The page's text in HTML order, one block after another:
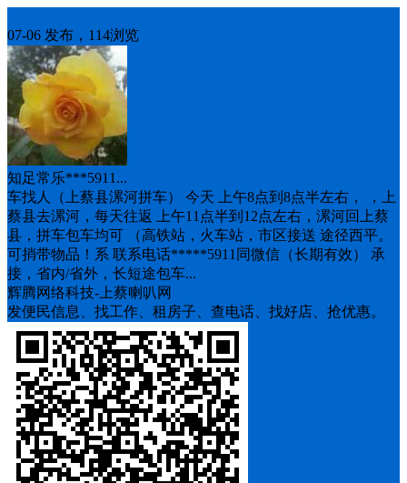
07-06 发布，114浏览
知足常乐***5911...
车找人（上蔡县漯河拼车） 今天 上午8点到8点半左右， ，上
蔡县去漯河，每天往返 上午11点半到12点左右，漯河回上蔡
县，拼车包车均可 （高铁站，火车站，市区接送 途径西平。
可捎带物品！系 联系电话*****5911同微信（长期有效） 承
接，省内/省外，长短途包车...
辉腾网络科技-上蔡喇叭网
发便民信息、找工作、租房子、查电话、找好店、抢优惠。